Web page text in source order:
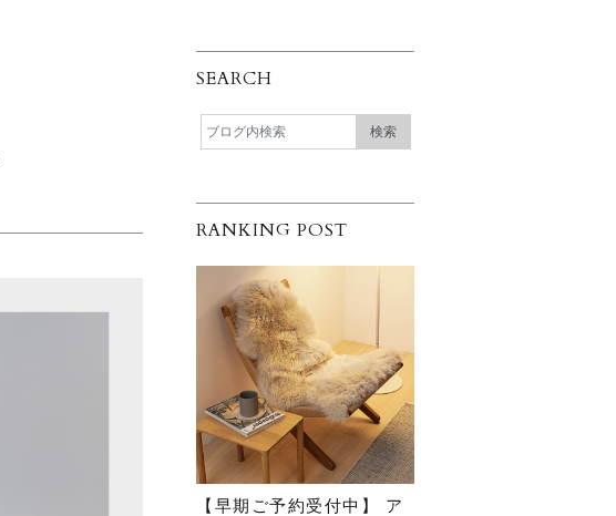
SEARCH
RANKING POST
【早期ご予約受付中】 ア